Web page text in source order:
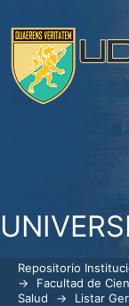
Repositorio
→
Facultad de
Salud
→ Listar